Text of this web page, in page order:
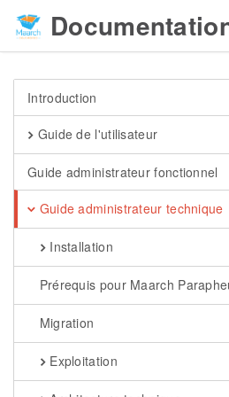
Introduction
Guide de l'utilisateur
Guide administrateur fonctionnel
Guide administrateur technique
Installation
Prérequis pour Maarch
Migration
Exploitation